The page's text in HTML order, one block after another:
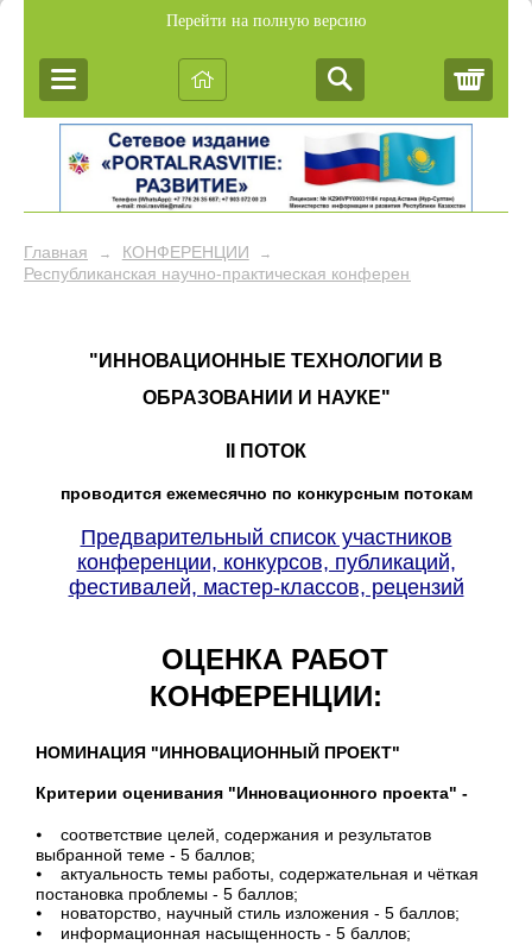
Перейти на полную версию
Главная → КОНФЕРЕНЦИИ →
Республиканская научно-практическая конференция
"ИННОВАЦИОННЫЕ ТЕХНОЛОГИИ В
ОБРАЗОВАНИИ И НАУКЕ"
II ПОТОК
проводится ежемесячно по конкурсным потокам
Предварительный список участников
конференции, конкурсов, публикаций,
фестивалей, мастер-классов, рецензий
ОЦЕНКА РАБОТ
КОНФЕРЕНЦИИ:
НОМИНАЦИЯ "ИННОВАЦИОННЫЙ ПРОЕКТ"
Критерии оценивания "Инновационного проекта" -
⦁ соответствие целей, содержания и результатов
выбранной теме - 5 баллов;
⦁ актуальность темы работы, содержательная и чёткая
постановка проблемы - 5 баллов;
⦁ новаторство, научный стиль изложения - 5 баллов;
⦁ информационная насыщенность - 5 баллов;